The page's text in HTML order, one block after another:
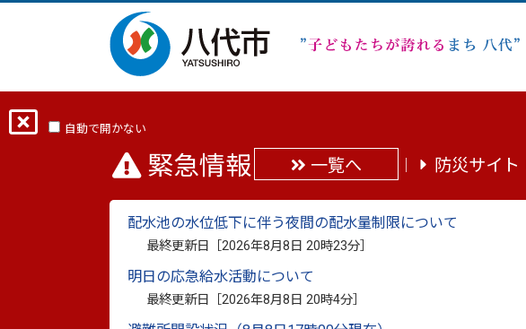
自動で開かない
緊急情報 一覧へ 防災サイト
配水池の水位低下に伴う夜間の配水量制限について
最終更新日［2026年8月8日 20時23分
明日の応急給水活動について
最終更新日［2026年8月8日 20時4分
サイトマップ
熊本県八代市TOP